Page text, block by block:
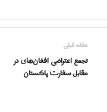
مقاله قبلی
تجمع اعتراضی افغان‌های در
مقابل سفارت پاکستان